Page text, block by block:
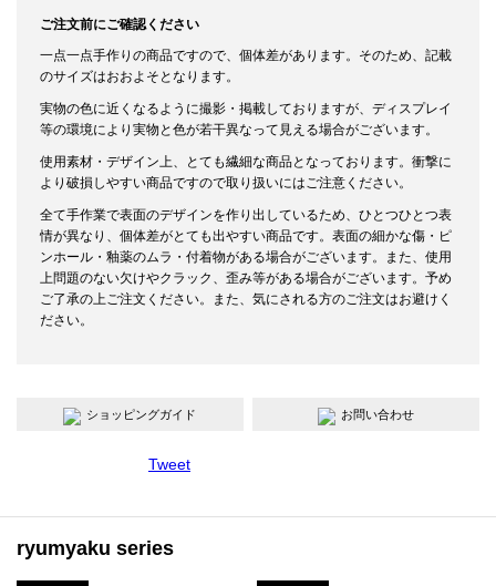
ご注文前にご確認ください
一点一点手作りの商品ですので、個体差があります。そのため、記載
のサイズはおおよそとなります。
実物の色に近くなるように撮影・掲載しておりますが、ディスプレイ
等の環境により実物と色が若干異なって見える場合がございます。
使用素材・デザイン上、とても繊細な商品となっております。衝撃に
より破損しやすい商品ですので取り扱いにはご注意ください。
全て手作業で表面のデザインを作り出しているため、ひとつひとつ表
情が異なり、個体差がとても出やすい商品です。表面の細かな傷・ピ
ンホール・釉薬のムラ・付着物がある場合がございます。また、使用
上問題のない欠けやクラック、歪み等がある場合がございます。予め
ご了承の上ご注文ください。また、気にされる方のご注文はお避けく
ださい。
ショッピングガイド お問い合わせ
Tweet
ryumyaku series